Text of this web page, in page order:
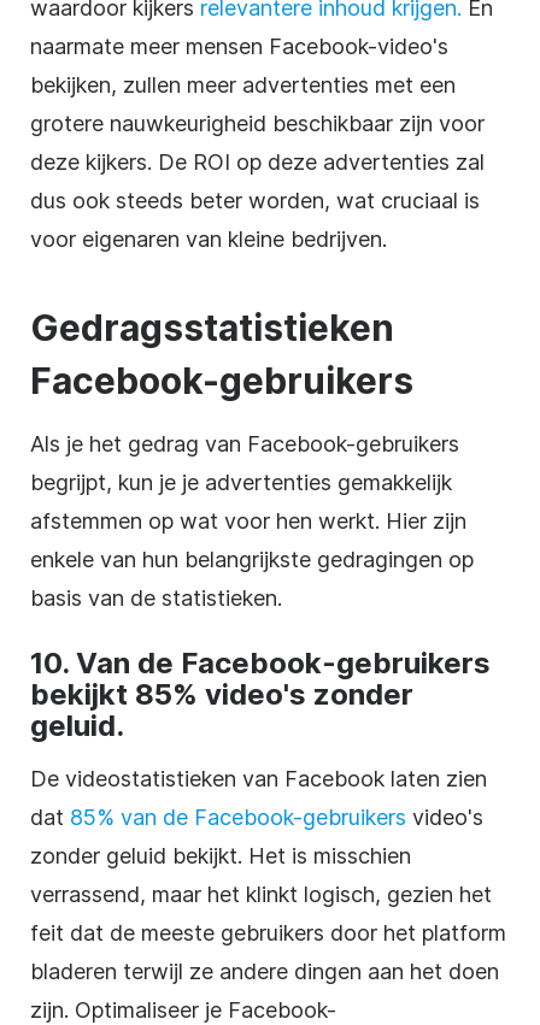
waardoor kijkers relevantere inhoud krijgen. En
naarmate meer mensen Facebook-video's
bekijken, zullen meer advertenties met een
grotere nauwkeurigheid beschikbaar zijn voor
deze kijkers. De ROI op deze advertenties zal
dus ook steeds beter worden, wat cruciaal is
voor eigenaren van kleine bedrijven.
Gedragsstatistieken
Facebook-gebruikers
Als je het gedrag van Facebook-gebruikers
begrijpt, kun je je advertenties gemakkelijk
afstemmen op wat voor hen werkt. Hier zijn
enkele van hun belangrijkste gedragingen op
basis van de statistieken.
10. Van de Facebook-gebruikers
bekijkt 85% video's zonder
geluid.
De videostatistieken van Facebook laten zien
dat 85% van de Facebook-gebruikers video's
zonder geluid bekijkt. Het is misschien
verrassend, maar het klinkt logisch, gezien het
feit dat de meeste gebruikers door het platform
bladeren terwijl ze andere dingen aan het doen
zijn. Optimaliseer je Facebook-